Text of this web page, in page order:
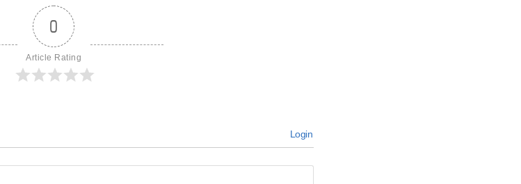
0
Article Rating
Login